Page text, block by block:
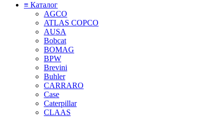
≡ Каталог
AGCO
ATLAS COPCO
AUSA
Bobcat
BOMAG
BPW
Brevini
Buhler
CARRARO
Case
Caterpillar
CLAAS